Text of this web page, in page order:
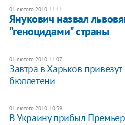
01 лютого 2010, 11:11
Янукович назвал
"геноцидами" страны
01 лютого 2010, 11:07
Завтра в Харьков
бюллетени
01 лютого 2010, 10:59
В Украину прибыл